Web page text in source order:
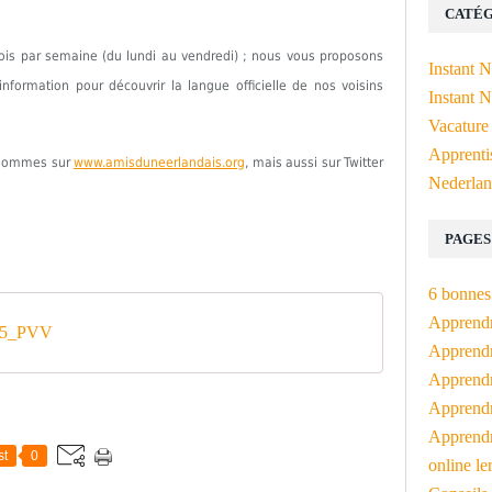
par semaine (du lundi au vendredi) ; nous vous proposons
pour découvrir la langue officielle de nos voisins
surwww.amisduneerlandais.org, mais aussi sur Twitter
0
PAGES
6
online
Instant
Instant
Vacature